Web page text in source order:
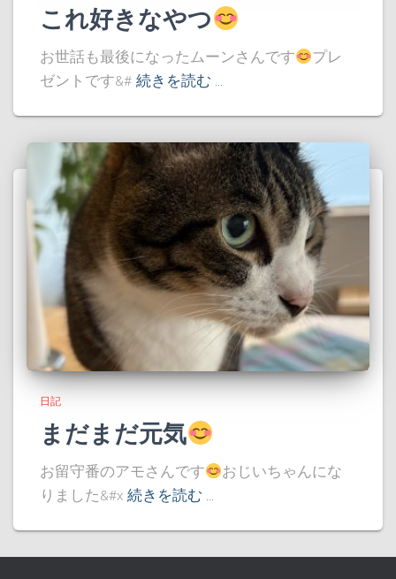
これ好きなやつ
お世話も最後になったムーンさんです
プレ
ゼントです&# 続きを読む …
日記
まだまだ元気
お留守番のアモさんです
おじいちゃんにな
りました&#x 続きを読む …